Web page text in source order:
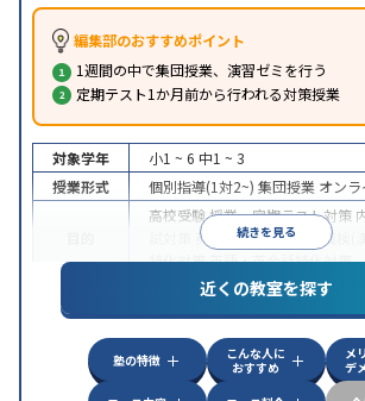
編集部のおすすめポイント
1週間の中で集団授業、演習ゼミを行う
定期テスト1か月前から行われる対策授業
続きを見る
対象学年 小1 ~ 6 中1 ~ 3
授業形式
個別指導(1対2~) 集団授業 オン
高校受験授業・定期テスト対策
英検(英語検定)対策 漢検(
特化対策英語・英会話特化対策
オンライン対応
近くの教室を探す
塾の特徴
こんな人に
おすすめ
メ
デ